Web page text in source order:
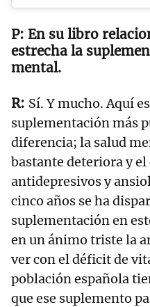
En su libro
estrecha la
mental.
Sí. Y mucho. Aquí
suplementación más
diferencia; la salud
bastante deteriora y el
antidepresivos y
cinco años se ha
suplementación en
en un ánimo triste la
ver con el déficit de
población española
que ese suplemento